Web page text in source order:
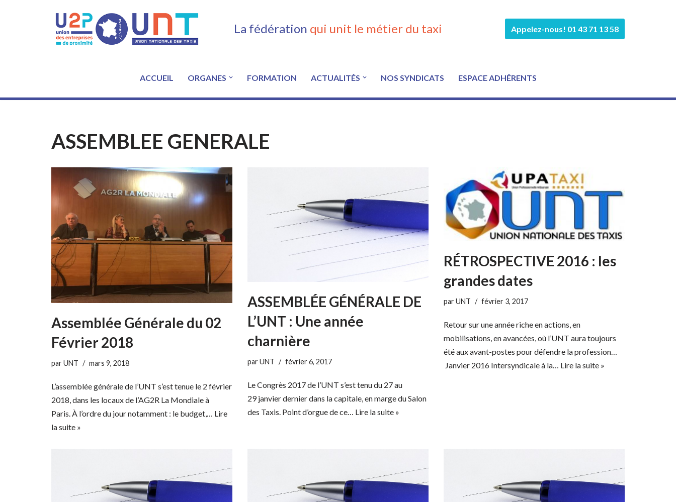
La fédération qui unit le métier du taxi Appelez-nous! 01 43 71 13 58
ACCUEIL ORGANES FORMATION ACTUALITÉS NOS SYNDICATS ESPACE ADHÉRENTS
ASSEMBLEE GENERALE
Assemblée Générale du 02
Février 2018
parUNT mars 9, 2018
L’assemblée générale de l’UNT s’est tenue le 2 février
2018, dans les locaux de l’AG2R La Mondiale à
Paris. À l’ordre du jour notamment : le budget,… Lire
la suite »
ASSEMBLÉE GÉNÉRALE DE
L’UNT : Une année
charnière
parUNT février 6, 2017
Le Congrès 2017 de l’UNT s’est tenu du 27 au
29 janvier dernier dans la capitale, en marge du Salon
des Taxis. Point d’orgue de ce… Lire la suite »
RÉTROSPECTIVE 2016 : les
grandes dates
parUNT février 3, 2017
Retour sur une année riche en actions, en
mobilisations, en avancées, où l’UNT aura toujours
été aux avant-postes pour défendre la profession…
Janvier 2016 Intersyndicale à la… Lire la suite »